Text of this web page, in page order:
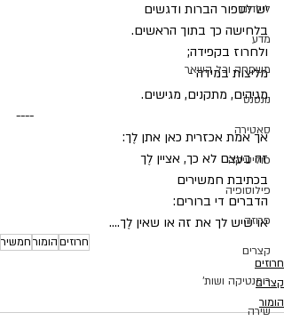
לילדים
מדע
משפחה וכל השאר
נונסנס
סאטירה
פוליטיקה
פילוסופיה
פרוזה
קצרים
רומנטיקה ושות'
שירה
יש לספור הברות ודגשים
בלחישה כך בתוך הראשים.
ולחרוז בקפידה;
מליצות במידה -
מגיהים, מתקנים, מגישים.
----
אך אמת אכזרית כאן אתן לֶך:
זה בעצם לא כך, אציין לֶך
בכתיבת חמשירים
הדברים די ברורים:
או שיש לך את זה או שאין לֶך....
חרוזיםהומורחמשיר
חרוזים
קצרים
הומור